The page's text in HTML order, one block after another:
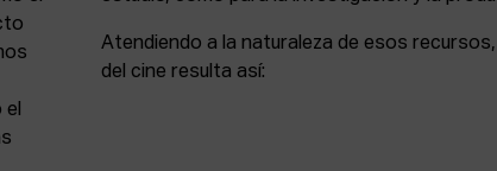
Atendiendo a la naturaleza de esos
del cine resulta así: